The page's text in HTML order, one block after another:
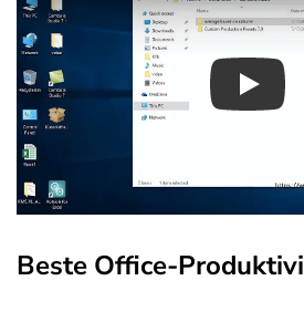
Play
Beste Office-